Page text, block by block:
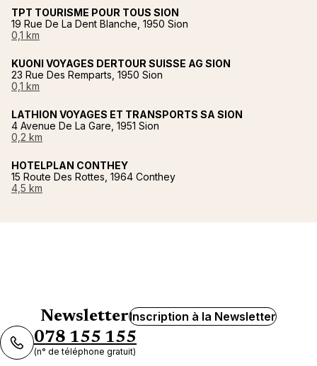
TPT TOURISME POUR TOUS SION
19 Rue De La Dent Blanche, 1950 Sion
0,1 km
KUONI VOYAGES DERTOUR SUISSE AG SION
23 Rue Des Remparts, 1950 Sion
0,1 km
LATHION VOYAGES ET TRANSPORTS SA SION
4 Avenue De La Gare, 1951 Sion
0,2 km
HOTELPLAN CONTHEY
15 Route Des Rottes, 1964 Conthey
4,5 km
NewsletterInscription à la Newsletter
078 155 155
(n° de téléphone gratuit)